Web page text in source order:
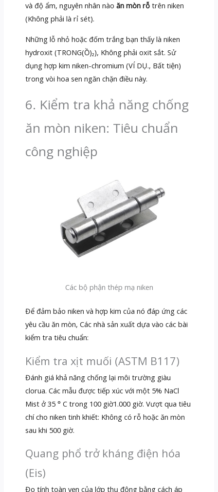
và độ ẩm, nguyên nhân nào ăn mòn rỗtrên niken
(Không phải là rỉ sét).
Những lỗ nhỏ hoặc đốm trắng bạn thấy là niken
hydroxit (TRONG(Ồ)₂), Không phải oxit sắt. Sử
dụng hợp kim niken-chromium (VÍ DỤ., Bất tiện)
trong vòi hoa sen ngăn chặn điều này.
6. Kiểm tra khả năng chống
ăn mòn niken: Tiêu chuẩn
công nghiệp
Các bộ phận thép mạ niken
Để đảm bảo niken và hợp kim của nó đáp ứng các
yêu cầu ăn mòn, Các nhà sản xuất dựa vào các bài
kiểm tra tiêu chuẩn:
Kiểm tra xịt muối (ASTM B117)
Đánh giá khả năng chống lại môi trường giàu
clorua. Các mẫu được tiếp xúc với một 5% NaCl
Mist ở 35 ° C trong 100 giờ1.000 giờ. Vượt qua tiêu
chí cho niken tinh khiết: Không có rỗ hoặc ăn mòn
sau khi 500 giờ.
Quang phổ trở kháng điện hóa
(Eis)
Đo tính toàn vẹn của lớp thụ động bằng cách áp